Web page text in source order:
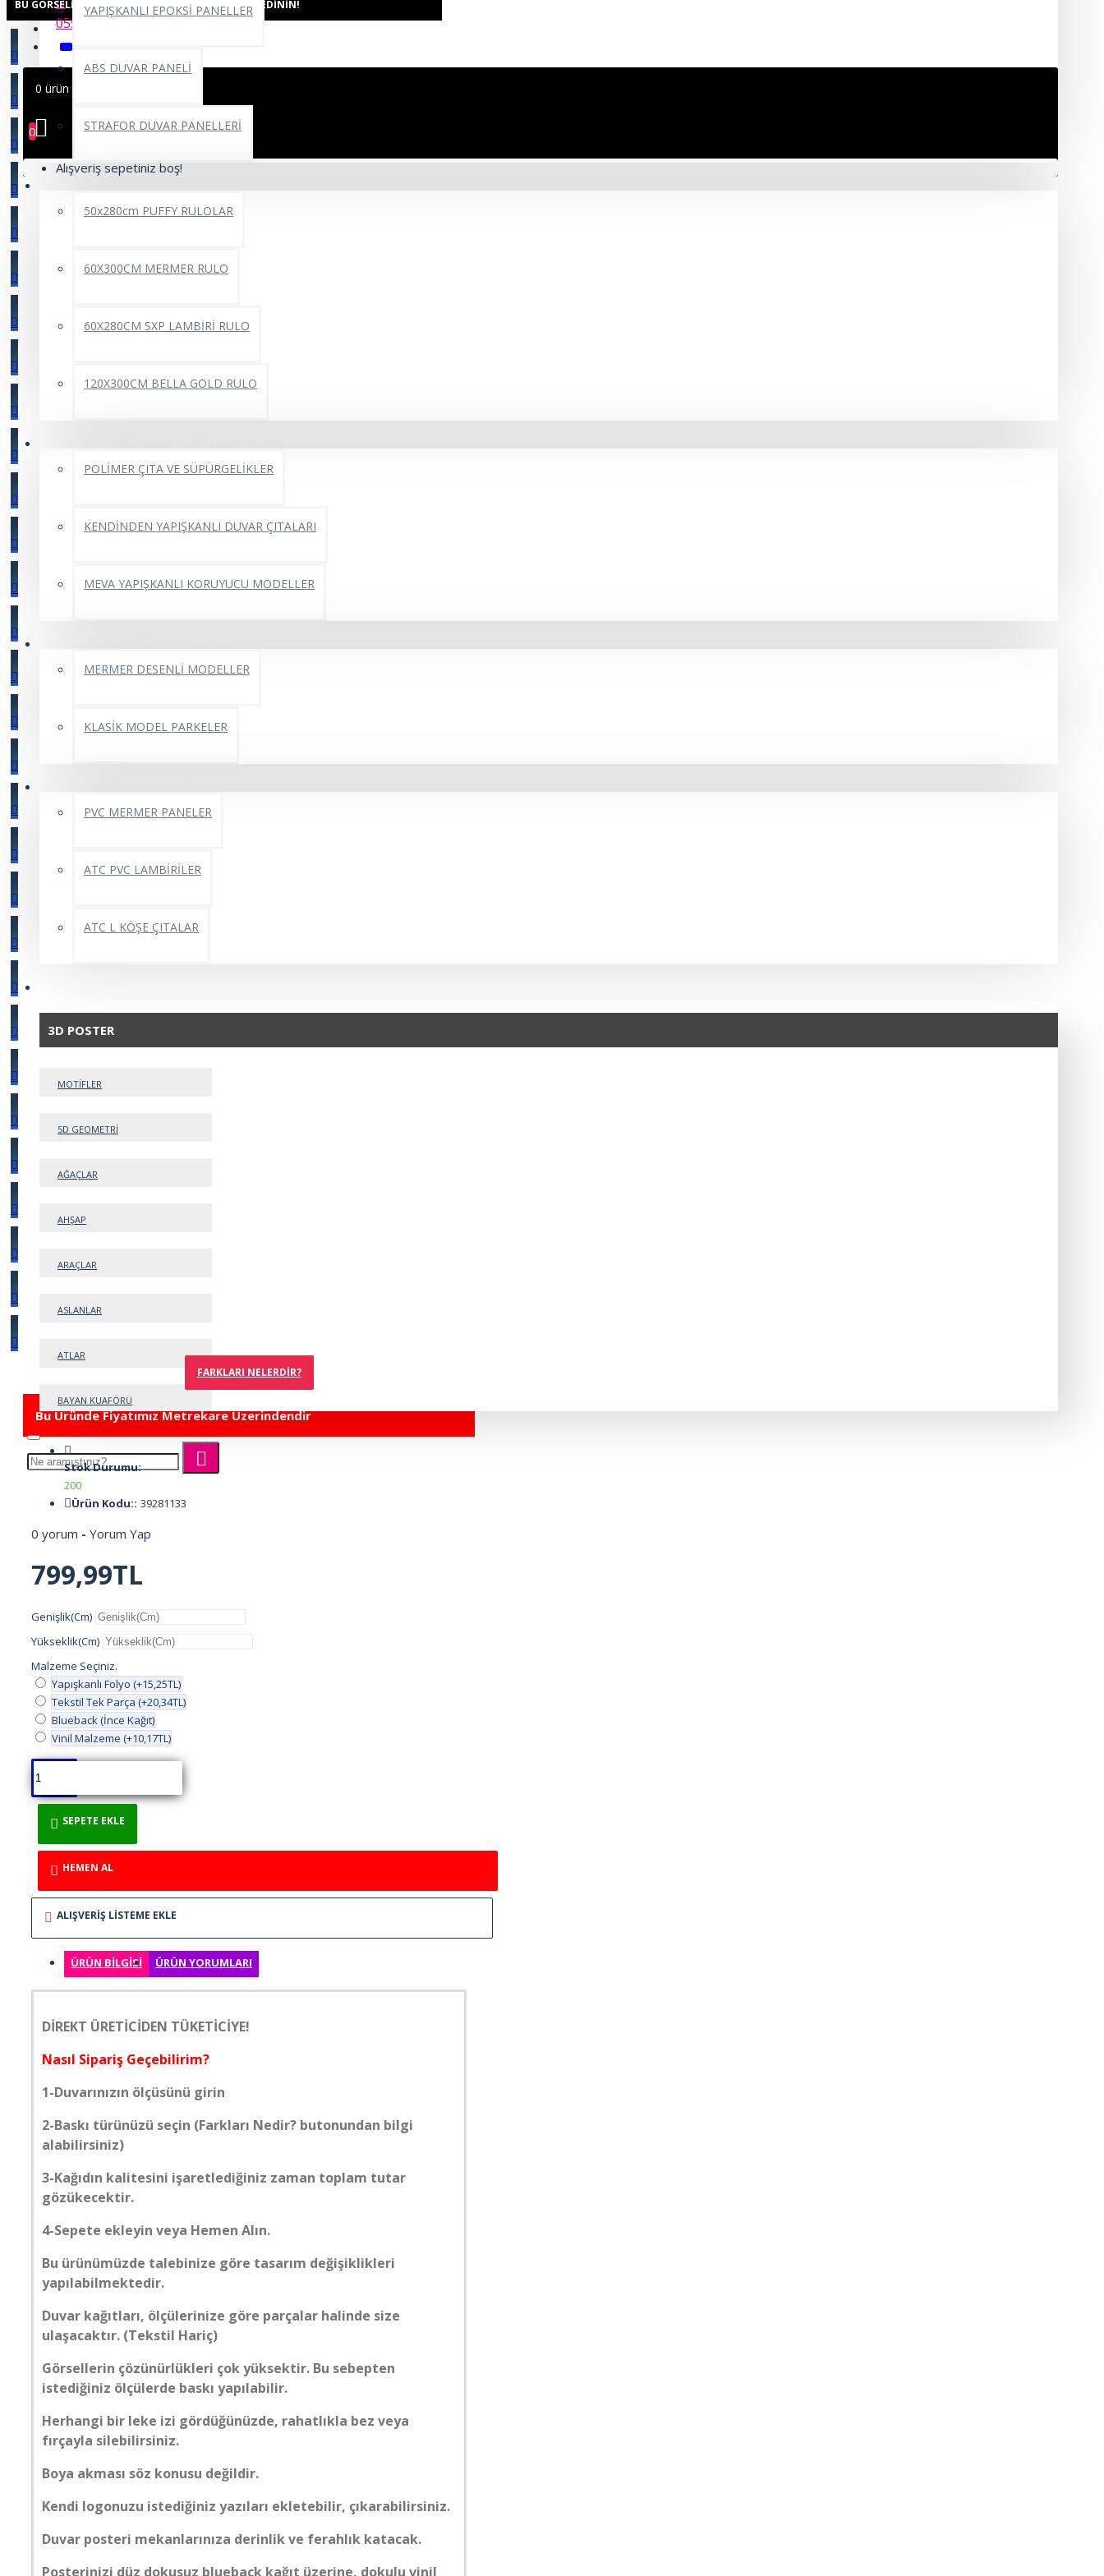
0552 662 22 69
0 ürün - 0,00TL
0
Alışveriş sepetiniz boş!
YAPIŞKANLI EPOKSİ PANELLER
ABS DUVAR PANELİ
STRAFOR DUVAR PANELLERİ
50x280cm PUFFY RULOLAR
60X300CM MERMER RULO
60X280CM SXP LAMBİRİ RULO
120X300CM BELLA GOLD RULO
POLİMER ÇITA VE SÜPÜRGELİKLER
KENDİNDEN YAPIŞKANLI DUVAR ÇITALARI
MEVA YAPIŞKANLI KORUYUCU MODELLER
MERMER DESENLİ MODELLER
KLASİK MODEL PARKELER
PVC MERMER PANELER
ATC PVC LAMBİRİLER
ATC L KÖŞE ÇITALAR
3D POSTER
MOTİFLER
5D GEOMETRİ
AĞAÇLAR
AHŞAP
ARAÇLAR
ASLANLAR
ATLAR
BAYAN KUAFÖRÜ
BEBEK
CAFE
ÇİÇEKLER
ÇOCUKLAR
DENİZ OKYANUS
DENİZLATI AKVARYUM
DERİNLİK
DİNİ
DOĞA
ELİT MODERN 5D
ERKEK BERBER
GÖKYÜZÜ
GÜN BATIMI
HARİTA OFİS
KABARTMA
MERMER
PENCERE
ŞEHİR SİMGE LERİ
SPOR SALONU
BU GÖRSELI AŞAĞIDAKI ODALARDA GÖRÜN, FIKIR EDININ!
FARKLARI NELERDIR?
Bu Üründe Fiyatımız Metrekare Üzerindendir
Stok Durumu:
200
Ürün Kodu:: 39281133
0 yorum - Yorum Yap
799,99TL
Genişlik(Cm)
Yükseklik(Cm)
Malzeme Seçiniz.
Yapışkanlı Folyo (+15,25TL)
Tekstil Tek Parça (+20,34TL)
Blueback (İnce Kağıt)
Vinil Malzeme (+10,17TL)
SEPETE EKLE
HEMEN AL
ALIŞVERIŞ LISTEME EKLE
ÜRÜN BILGISI ÜRÜN YORUMLARI
DİREKT ÜRETİCİDEN TÜKETİCİYE!
Nasıl Sipariş Geçebilirim?
1-Duvarınızın ölçüsünü girin
2-Baskı türünüzü seçin (Farkları Nedir? butonundan bilgi
alabilirsiniz)
3-Kağıdın kalitesini işaretlediğiniz zaman toplam tutar
gözükecektir.
4-Sepete ekleyin veya Hemen Alın.
Bu ürünümüzde talebinize göre tasarım değişiklikleri
yapılabilmektedir.
Duvar kağıtları, ölçülerinize göre parçalar halinde size
ulaşacaktır. (Tekstil Hariç)
Görsellerin çözünürlükleri çok yüksektir. Bu sebepten
istediğiniz ölçülerde baskı yapılabilir.
Herhangi bir leke izi gördüğünüzde, rahatlıkla bez veya
fırçayla silebilirsiniz.
Boya akması söz konusu değildir.
Kendi logonuzu istediğiniz yazıları ekletebilir, çıkarabilirsiniz.
Duvar posteri mekanlarınıza derinlik ve ferahlık katacak.
Posterinizi düz dokusuz blueback kağıt üzerine, dokulu vinil